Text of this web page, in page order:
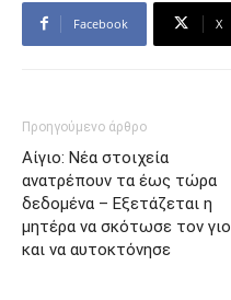
Facebook X
Προηγούμενο άρθρο
Αίγιο: Nέα στοιχεία
ανατρέπουν τα έως τώρα
δεδομένα – Εξετάζεται η
μητέρα να σκότωσε τον γιο
και να αυτοκτόνησε